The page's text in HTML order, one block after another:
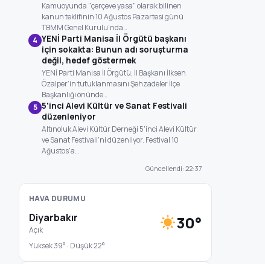
Kamuoyunda "çerçeve yasa" olarak bilinen
kanun teklifinin 10 Ağustos Pazartesi günü
TBMM Genel Kurulu’nda…
4 YENİ Parti Manisa İl Örgütü başkanı
için sokakta: Bunun adı soruşturma
değil, hedef göstermek
YENİ Parti Manisa İl Örgütü, İl Başkanı İlksen
Özalper’in tutuklanmasını Şehzadeler İlçe
Başkanlığı önünde…
5 5'inci Alevi Kültür ve Sanat Festivali
düzenleniyor
Altınoluk Alevi Kültür Derneği 5'inci Alevi Kültür
ve Sanat Festivali'ni düzenliyor. Festival 10
Ağustos'a…
Güncellendi: 22:37
HAVA DURUMU
Diyarbakır
Açık 30°
Yüksek 39° · Düşük 22°